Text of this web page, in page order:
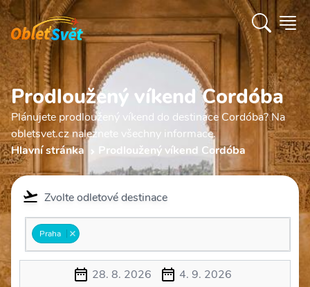
Prodloužený víkend Cordóba
Plánujete prodloužený víkend do destinace Cordóba? Na
obletsvet.cz naleznete všechny informace.
Hlavní stránka
Prodloužený víkend Cordóba
Zvolte odletové destinace
Praha
28. 8. 2026 4. 9. 2026